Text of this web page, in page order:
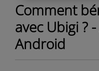
Comment
avec Ubigi ?
Android